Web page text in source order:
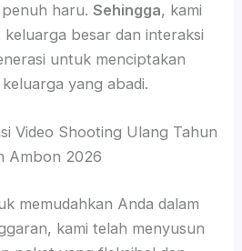
haru. Sehingga, kami
besar dan interaksi
untuk menciptakan
yang abadi.
Video Shooting Ulang Tahun
Ambon 2026
memudahkan Anda dalam
kami telah menyusun